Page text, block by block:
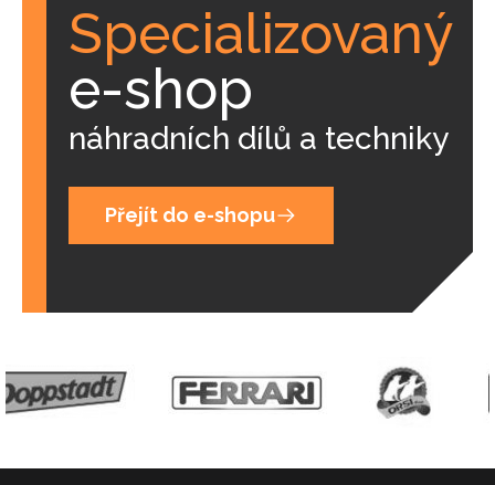
Specializovaný
e-shop
náhradních dílů a techniky
Přejít do e-shopu